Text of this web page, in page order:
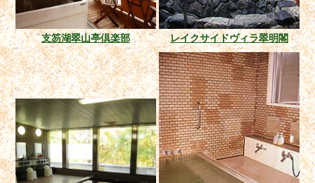
支笏湖翠山亭倶楽部 レイクサイドヴィラ翠明閣